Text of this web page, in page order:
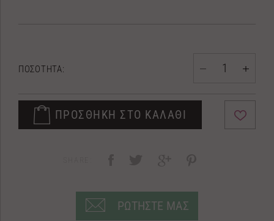
ΠΟΣΟΤΗΤΑ:
ΠΡΟΣΘΗΚΗ ΣΤΟ ΚΑΛΑΘΙ
ΡΩΤΗΣΤΕ ΜΑΣ